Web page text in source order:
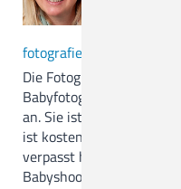
fotografie.de/
Die Fotografin bietet als
Babyfotografie im
an. Sie ist dreimal in der
ist kostenlos und
verpasst haben, gibt es
Babyshooting im Studio
Zentrum für Seelische
Funktionsbereiche
MVZ